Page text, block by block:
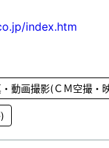
index.htm
動画撮影(ＣＭ空撮・